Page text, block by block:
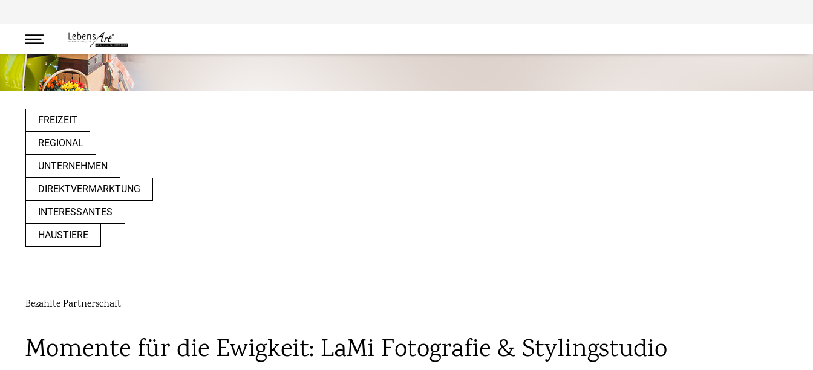
FREIZEIT
REGIONAL
UNTERNEHMEN
DIREKTVERMARKTUNG
INTERESSANTES
HAUSTIERE
Bezahlte Partnerschaft
Momente für die Ewigkeit: LaMi Fotografie & Stylingstudio